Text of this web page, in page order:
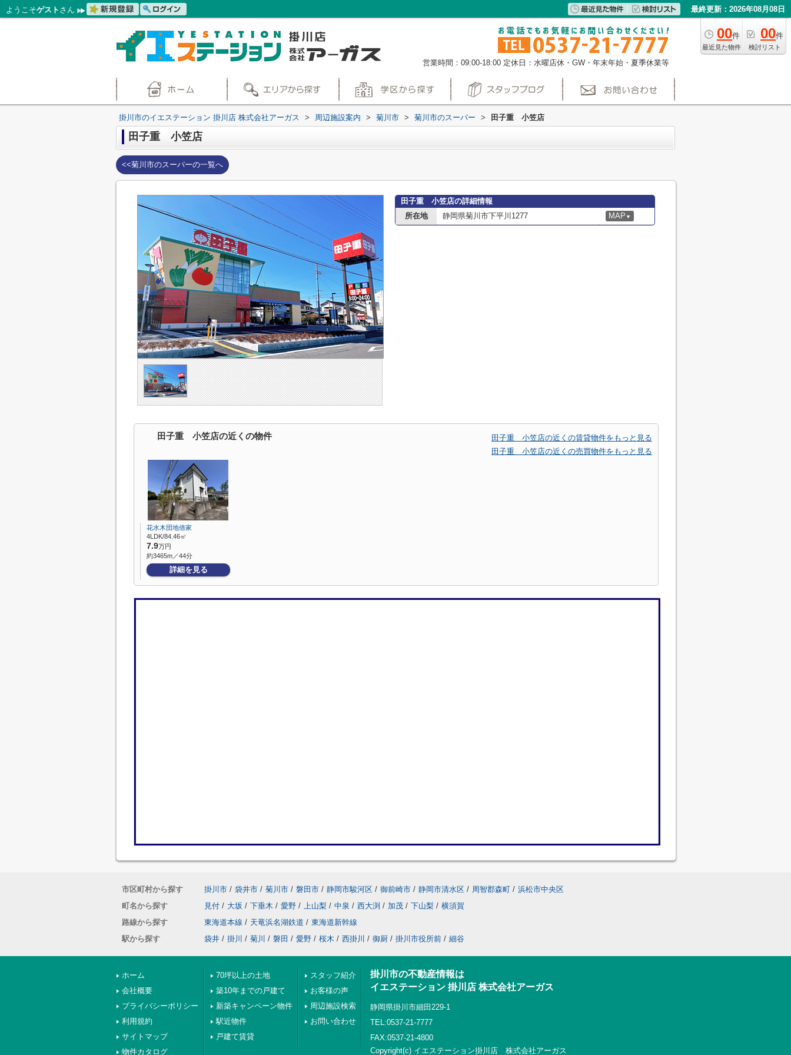
ようこそゲスト さん 最終更新：2026年08月08日
00件
最近見た物件
00件
検討リスト
営業時間：09:00-18:00 定休日：水曜店休・GW・年末年始・夏季休業等
掛川市のイエステーション 掛川店 株式会社アーガス > 周辺施設案内 > 菊川市 > 菊川市のスーパー > 田子重 小笠店
田子重 小笠店
<<菊川市のスーパーの一覧へ
田子重 小笠店の詳細情報
所在地
静岡県菊川市下平川1277 MAP ▼
田子重 小笠店の近くの物件
田子重 小笠店の近くの賃貸物件をもっと見る
田子重 小笠店の近くの売買物件をもっと見る
花水木団地借家
4LDK/84.46㎡
7.9万円
約3465m／44分
詳細を見る
市区町村から探す 掛川市 / 袋井市 / 菊川市 / 磐田市 / 静岡市駿河区 / 御前崎市 / 静岡市清水区 / 周智郡森町 / 浜松市中央区
町名から探す
見付 / 大坂 / 下垂木 / 愛野 / 上山梨 / 中泉 / 西大渕 / 加茂 / 下山梨 / 横須賀
路線から探す
東海道本線 / 天竜浜名湖鉄道 / 東海道新幹線
駅から探す
袋井 / 掛川 / 菊川 / 磐田 / 愛野 / 桜木 / 西掛川 / 御厨 / 掛川市役所前 / 細谷
ホーム
会社概要
プライバシーポリシー
利用規約
サイトマップ
物件カタログ
70坪以上の土地
築10年までの戸建て
新築キャンペーン物件
駅近物件
戸建て賃貸
スタッフ紹介
お客様の声
周辺施設検索
お問い合わせ
掛川市の不動産情報は
イエステーション 掛川店 株式会社アーガス
静岡県掛川市細田229-1
TEL:0537-21-7777
FAX:0537-21-4800
Copyright(c) イエステーション掛川店 株式会社アーガス